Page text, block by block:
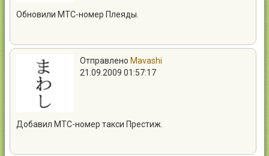
Обновили МТС-номер Плеяды.
Отправлено Mavashi
21.09.2009 01:57:17
Добавил МТС-номер такси Престиж.